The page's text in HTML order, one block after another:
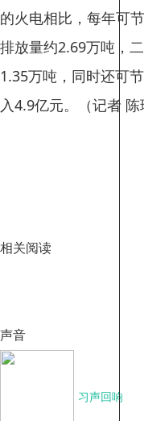
的火电相比，每年可
排放量约2.69万吨，
1.35万吨，同时还可
入4.9亿元。（记者 陈
相关阅读
声音
习声回响